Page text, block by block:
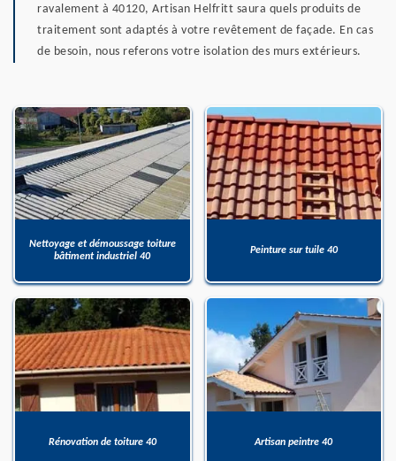
ravalement à 40120, Artisan Helfritt saura quels produits de
traitement sont adaptés à votre revêtement de façade. En cas
de besoin, nous referons votre isolation des murs extérieurs.
Nettoyage et démoussage toiture
bâtiment industriel 40
Peinture sur tuile 40
Rénovation de toiture 40 Artisan peintre 40